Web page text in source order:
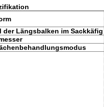
der Längsbalken im Sackkäfig